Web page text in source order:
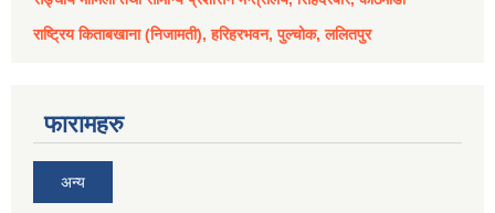
राष्ट्रिय किताबखाना (निजामती), हरिहरभवन, पुल्चोक, ललितपुर
फारामहरु
अन्य